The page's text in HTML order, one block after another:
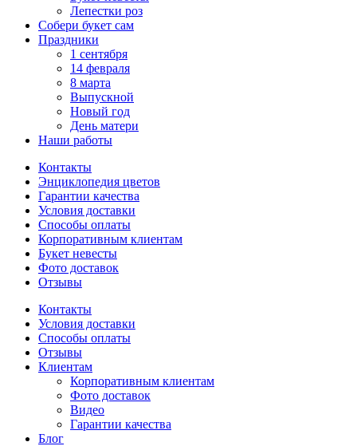
Лепестки роз
Собери букет сам
Праздники
1 сентября
14 февраля
8 марта
Выпускной
Новый год
День матери
Наши работы
Контакты
Энциклопедия цветов
Гарантии качества
Условия доставки
Способы оплаты
Корпоративным клиентам
Букет невесты
Фото доставок
Отзывы
Контакты
Условия доставки
Способы оплаты
Отзывы
Клиентам
Корпоративным клиентам
Фото доставок
Видео
Гарантии качества
Блог